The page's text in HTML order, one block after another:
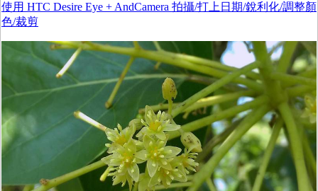
使用 HTC Desire Eye + AndCamera 拍攝/打上日期/銳利化/調整顏
色/裁剪